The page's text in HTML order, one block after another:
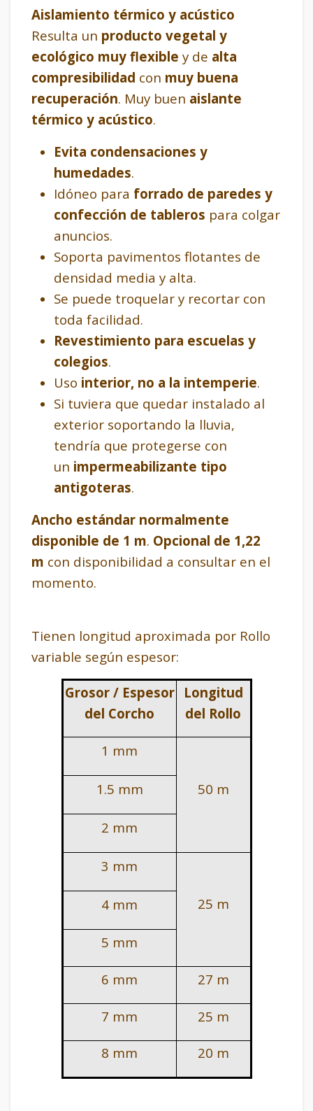
Aislamiento térmico y acústico
Resulta un producto vegetal y
ecológico muy flexible y de alta
compresibilidad con muy buena
recuperación. Muy buen aislante
térmico y acústico.
Evita condensaciones y
humedades.
Idóneo para forrado de paredes y
confección de tableros para colgar
anuncios.
Soporta pavimentos flotantes de
densidad media y alta.
Se puede troquelar y recortar con
toda facilidad.
Revestimiento para escuelas y
colegios.
Uso interior, no a la intemperie.
Si tuviera que quedar instalado al
exterior soportando la lluvia,
tendría que protegerse con
un impermeabilizante tipo
antigoteras.
Ancho estándar normalmente
disponible de 1 m. Opcional de 1,22
m con disponibilidad a consultar en el
momento.
Tienen longitud aproximada por Rollo
variable según espesor:
Grosor / Espesor
del Corcho
Longitud
del Rollo
1 mm
50 m
1.5 mm
2 mm
3 mm
25 m
4 mm
5 mm
6 mm 27 m
7 mm 25 m
8 mm 20 m